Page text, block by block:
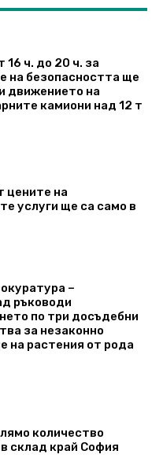
16 ч. до 20 ч. за
на безопасността ще
движението на
камиони над 12 т
цените на
услуги ще са само в
–
ръководи
по три досъдебни
за незаконно
на растения от рода
количество
в склад край София